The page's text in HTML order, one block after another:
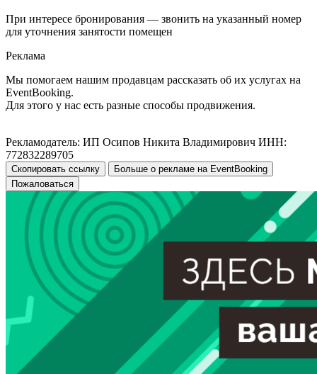
При интересе бронирования — звонить на указанный номер
для уточнения занятости помещен
Реклама
Мы помогаем нашим продавцам рассказать об их услугах на
EventBooking.
Для этого у нас есть разные способы продвижения.
Рекламодатель: ИП Осипов Никита Владимирович ИНН:
772832289705
Скопировать ссылку
Больше о рекламе на EventBooking
Пожаловаться